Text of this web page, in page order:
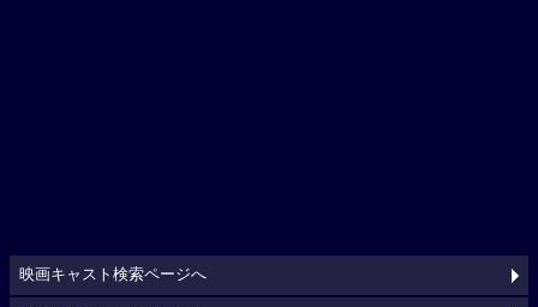
映画キャスト検索ページへ